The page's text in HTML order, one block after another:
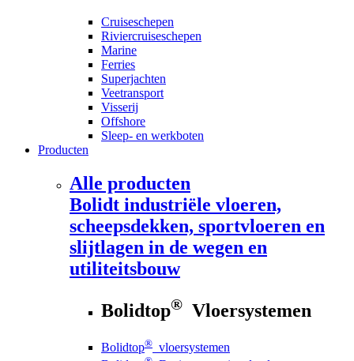
Cruiseschepen
Riviercruiseschepen
Marine
Ferries
Superjachten
Veetransport
Visserij
Offshore
Sleep- en werkboten
Producten
Alle producten
Bolidt industriële vloeren,
scheepsdekken, sportvloeren en
slijtlagen in de wegen en
utiliteitsbouw
Bolidtop® Vloersystemen
Bolidtop® vloersystemen